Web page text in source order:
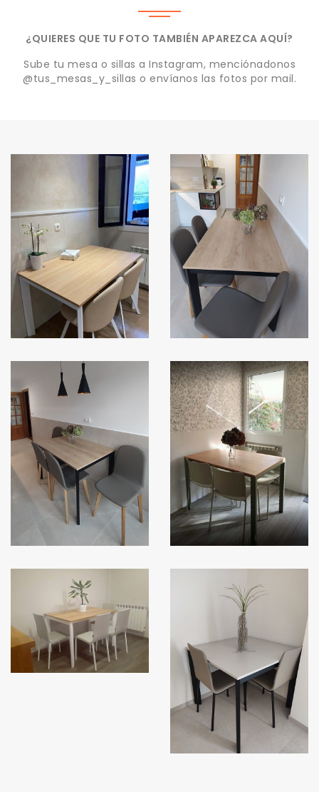
¿QUIERES QUE TU FOTO TAMBIÉN APAREZCA AQUÍ?
Sube tu mesa o sillas a Instagram, menciónadonos
@tus_mesas_y_sillas o envíanos las fotos por mail.